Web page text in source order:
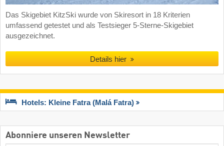
Das Skigebiet KitzSki wurde von Skiresort in 18 Kriterien
umfassend getestet und als Testsieger 5-Sterne-Skigebiet
ausgezeichnet.
Details hier
Hotels: Kleine Fatra (Malá Fatra)
Abonniere unseren Newsletter